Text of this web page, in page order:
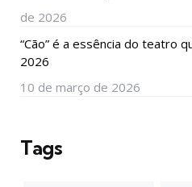
de 2026
“Cão” é a essência do teatro
2026
10 de março de 2026
Tags